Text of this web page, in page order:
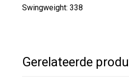
Swingweight: 338
Gerelateerde